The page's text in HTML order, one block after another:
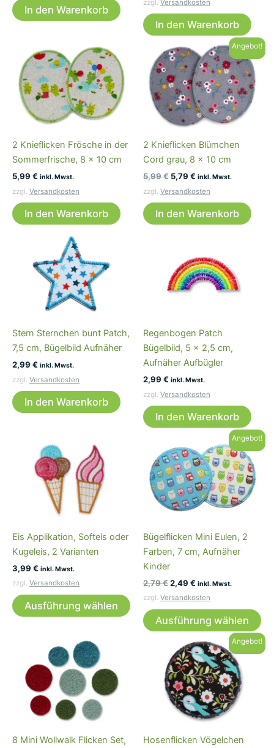
werden
In den Warenkorb
zzgl. Versandkosten
In den Warenkorb
2 Knieflicken Frösche in der
Sommerfrische, 8 x 10 cm
5,99 € inkl. Mwst.
zzgl. Versandkosten
In den Warenkorb
Angebot!
2 Knieflicken Blümchen
Cord grau, 8 x 10 cm
5,99€ Ursprünglicher
war:
5,79 € Aktueller
ist:
inkl. Mwst.
zzgl. Versandkosten
In den Warenkorb
Stern Sternchen bunt Patch,
7,5 cm, Bügelbild Aufnäher
2,99 € inkl. Mwst.
zzgl. Versandkosten
In den Warenkorb
Regenbogen Patch
Bügelbild, 5 x 2,5 cm,
Aufnäher Aufbügler
2,99 € inkl. Mwst.
zzgl. Versandkosten
In den Warenkorb
Eis Applikation, Softeis oder
Kugeleis, 2 Varianten
3,99 € inkl. Mwst.
zzgl. Versandkosten
Ausführung wählen
Dieses
Produkt
weist
Optionen
Angebot!
Bügelflicken Mini Eulen, 2
Farben, 7 cm, Aufnäher
Kinder
2,79€Ursprünglicher
Preis
war:
2,49 € Aktueller
ist:
inkl. Mwst.
zzgl. Versandkosten
Ausführung wählen
8 Mini Wollwalk Flicken Set,
Angebot!
Hosenflicken Vögelchen